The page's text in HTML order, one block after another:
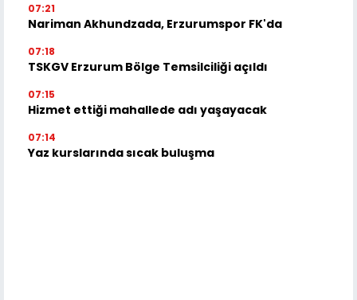
07:21
Nariman Akhundzada, Erzurumspor FK'da
07:18
TSKGV Erzurum Bölge Temsilciliği açıldı
07:15
Hizmet ettiği mahallede adı yaşayacak
07:14
Yaz kurslarında sıcak buluşma